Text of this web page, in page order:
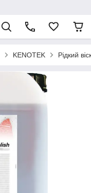
KENOTEK Рідкий